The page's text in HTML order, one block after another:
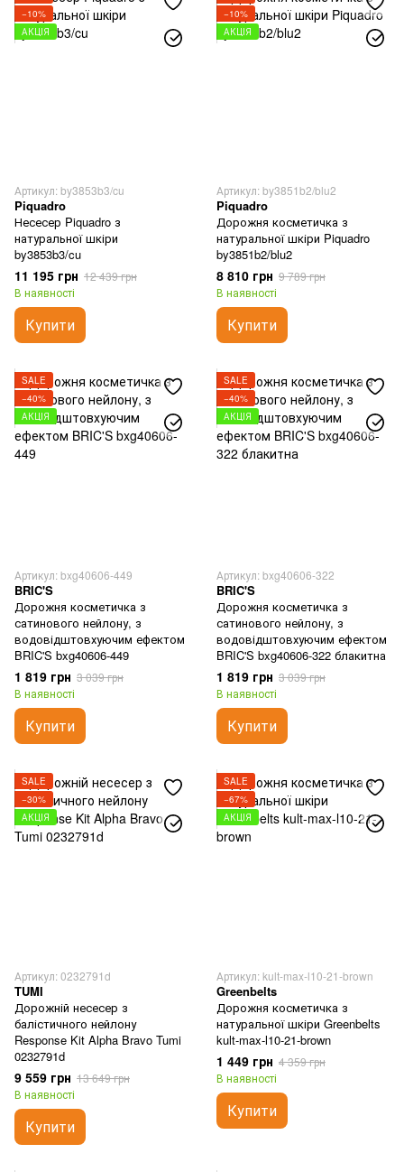
−10%
АКЦІЯ
Артикул: by3853b3/cu
Piquadro
Несесер Piquadro з
натуральної шкіри
by3853b3/cu
11 195 грн 12 439 грн
В наявності
Купити
−10%
АКЦІЯ
Артикул: by3851b2/blu2
Piquadro
Дорожня косметичка з
натуральної шкіри Piquadro
by3851b2/blu2
8 810 грн 9 789 грн
В наявності
Купити
SALE
−40%
АКЦІЯ
Артикул: bxg40606-449
BRIC'S
Дорожня косметичка з
сатинового нейлону, з
водовідштовхуючим ефектом
BRIC'S bxg40606-449
1 819 грн 3 039 грн
В наявності
Купити
SALE
−40%
АКЦІЯ
Артикул: bxg40606-322
BRIC'S
Дорожня косметичка з
сатинового нейлону, з
водовідштовхуючим ефектом
BRIC'S bxg40606-322 блакитна
1 819 грн 3 039 грн
В наявності
Купити
SALE
−30%
АКЦІЯ
Артикул: 0232791d
TUMI
Дорожній несесер з
балістичного нейлону
Response Kit Alpha Bravo Tumi
0232791d
9 559 грн 13 649 грн
В наявності
Купити
SALE
−67%
АКЦІЯ
Артикул: kult-max-l10-21-brown
Greenbelts
Дорожня косметичка з
натуральної шкіри Greenbelts
kult-max-l10-21-brown
1 449 грн 4 359 грн
В наявності
Купити